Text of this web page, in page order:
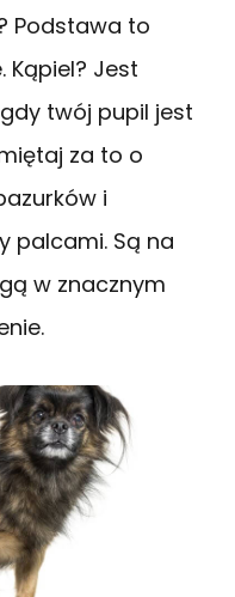
Podstawa to
Kąpiel? Jest
twój pupil jest
za to o
i
palcami. Są na
w znacznym